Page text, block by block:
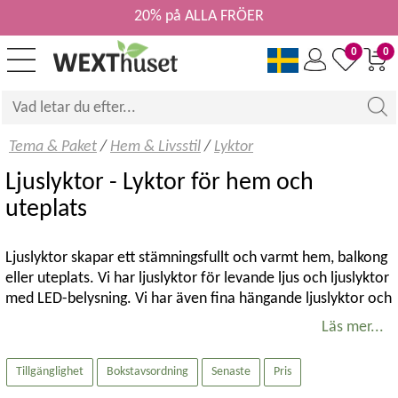
0
0
20% på ALLA FRÖER
Tema & Paket/ Hem & Livsstil/ Lyktor
Ljuslyktor - Lyktor för hem och
uteplats
Ljuslyktor skapar ett stämningsfullt och varmt hem, balkong
eller uteplats. Vi har ljuslyktor för levande ljus och ljuslyktor
med LED-belysning. Vi har även fina hängande ljuslyktor och
Ljuslykta med uppladdningsbara batterier
Läs mer...
Tillgänglighet Bokstavsordning Senaste Pris